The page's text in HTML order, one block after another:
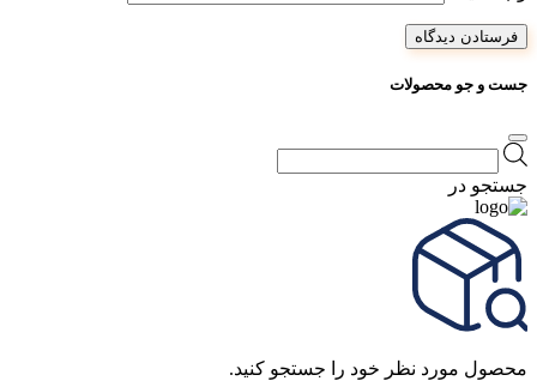
جست و جو محصولات
Products
search
جستجو در
محصول مورد نظر خود را جستجو کنید.